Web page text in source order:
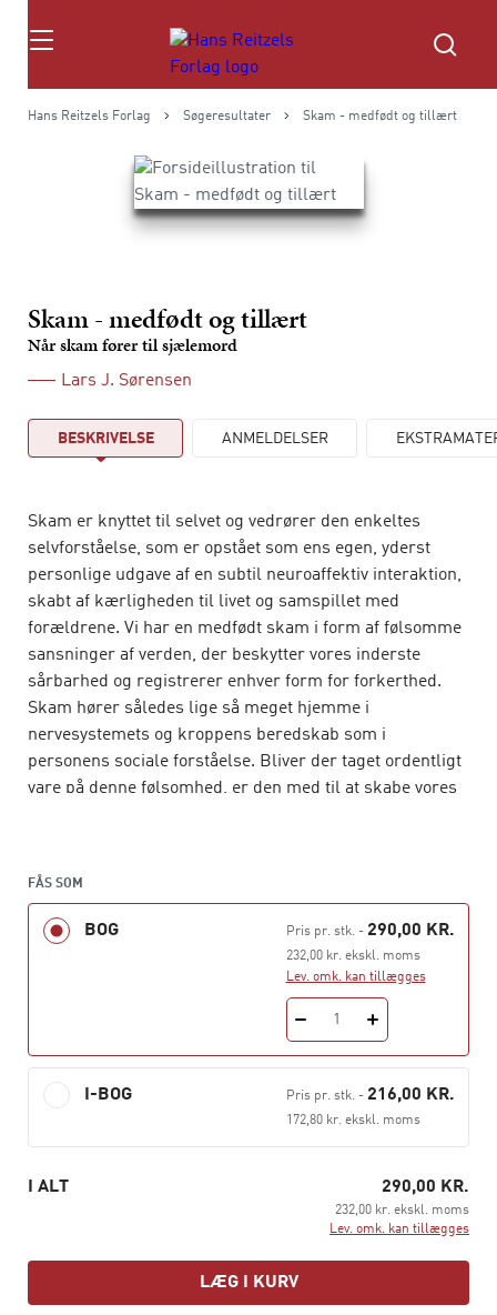
Søg
Hans Reitzels Forlag Søgeresultater Skam - medfødt og tillært
Skam - medfødt og tillært
Når skam fører til sjælemord
Lars J. Sørensen
BESKRIVELSE ANMELDELSER
Skam er knyttet til selvet og vedrører den enkeltes
selvforståelse, som er opstået som ens egen, yderst
personlige udgave af en subtil neuroaffektiv interaktion,
skabt af kærligheden til livet og samspillet med
forældrene. Vi har en medfødt skam i form af følsomme
sansninger af verden, der beskytter vores inderste
sårbarhed og registrerer enhver form for forkerthed.
Skam hører således lige så meget hjemme i
nervesystemets og kroppens beredskab som i
personens sociale forståelse. Bliver der taget ordentligt
vare på denne følsomhed, er den med til at skabe vores
Skam opstår, når man ikke bliver set, som den, man er,
og når man bliver behandlet forkert og spejlet forkert
tilbage. At føle sig set og føle sig mødt i sin
selvforståelse er en kærlighedsbekræftelse. Alene
berørtheden ved at føle sig set bringer kærlighed ind i
det fælles rum, og for mange vil det tillige føles som en
bekræftelse på kærlighedens eksistens. Forkrøbles
vores selvforståelse, er det ifølge bogens forfatter et
sjælemord, der alt for let kan føre til vold og overgreb –
og i værste fald til mord eller selvmord.
FÅS SOM
BOG Pris pr. stk.- 290,00 KR.
232,00 kr. ekskl. moms
Lev. omk. kan tillægges
1
I-BOG Pris pr. stk.- 216,00 KR.
172,80 kr. ekskl. moms
I ALT 290,00 KR.
232,00 kr. ekskl. moms
Lev. omk. kan tillægges
LÆG I KURV